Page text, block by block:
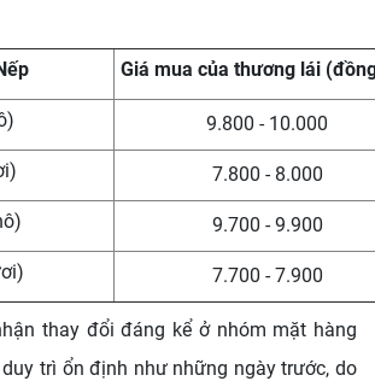
Giá mua của thương lái
9.800 - 10.000
7.800 - 8.000
9.700 - 9.900
7.700 - 7.900
thay đổi đáng kể ở nhóm mặt hàng
duy trì ổn định như những ngày trước, do